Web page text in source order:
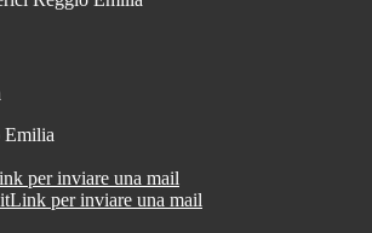
Emilia
per inviare una mail
Link per inviare una mail